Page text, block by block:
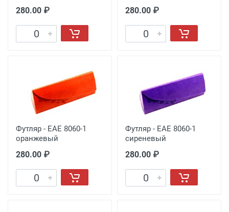
280.00 ₽ 280.00 ₽
Футляр - EAE 8060-1
оранжевый
280.00 ₽
Футляр - EAE 8060-1
сиреневый
280.00 ₽